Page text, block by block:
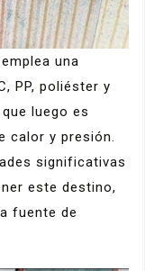
una
PP, poliéster y
luego es
calor y presión.
significativas
este destino,
fuente de